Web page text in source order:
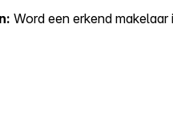
Word een erkend makelaar